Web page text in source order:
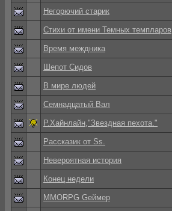
Негорючий старик
Стихи от имени Темных темпларов
Время междника
Шепот Сидов
В мире людей
Семнадцатый Вал
Р.Хайнлайн,"Звездная пехота."
Рассказик от Ss.
Невероятная история
Конец недели
MMORPG Gеймер